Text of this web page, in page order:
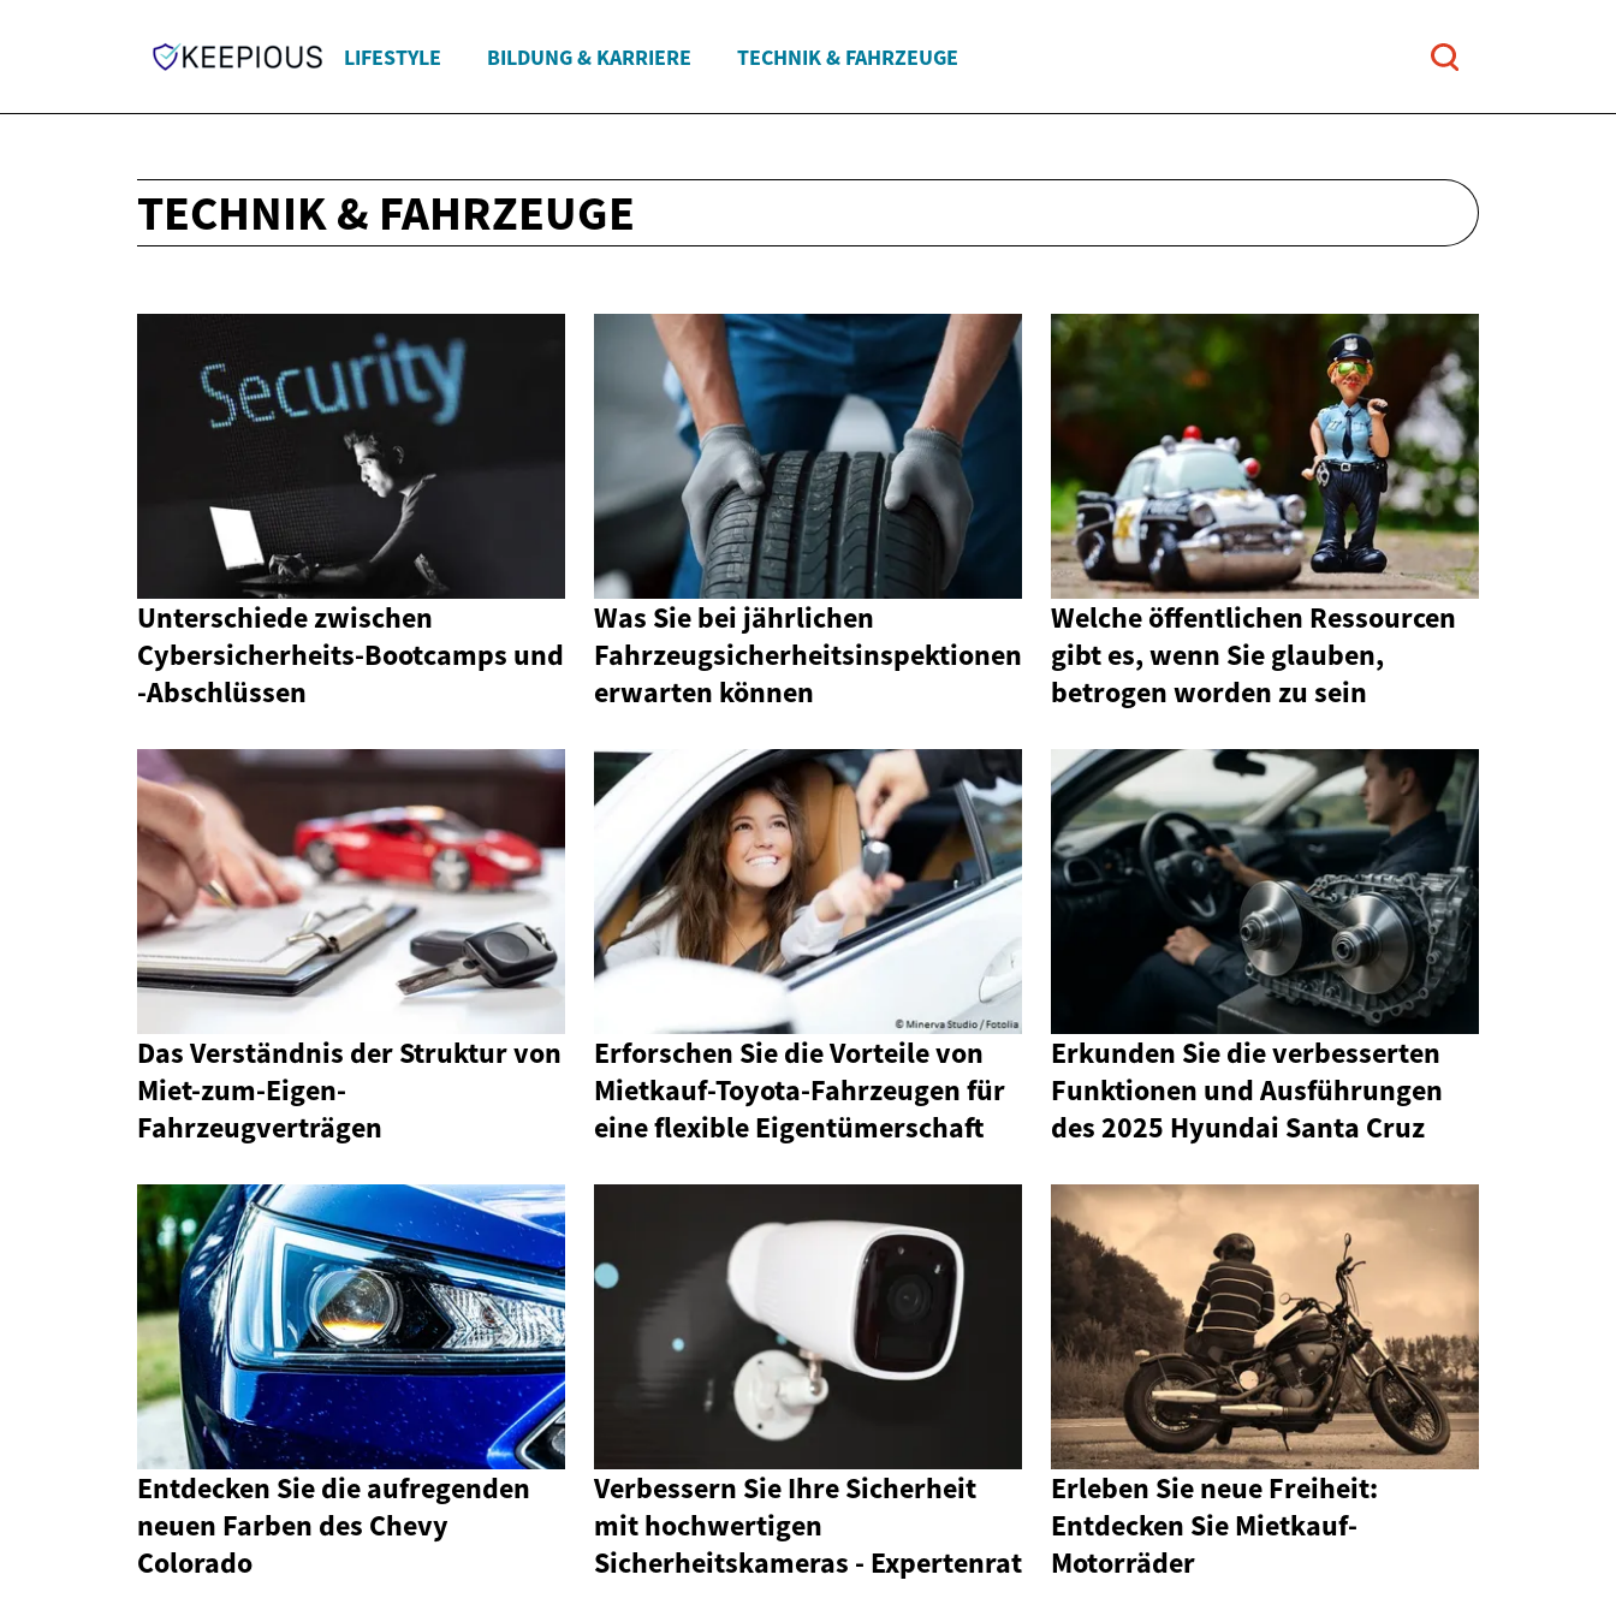
LIFESTYLE BILDUNG & KARRIERE TECHNIK & FAHRZEUGE
TECHNIK & FAHRZEUGE
Unterschiede zwischen
Cybersicherheits-Bootcamps und
-Abschlüssen
Was Sie bei jährlichen
Fahrzeugsicherheitsinspektionen
erwarten können
Welche öffentlichen Ressourcen
gibt es, wenn Sie glauben,
betrogen worden zu sein
Das Verständnis der Struktur von
Miet-zum-Eigen-
Fahrzeugverträgen
Erforschen Sie die Vorteile von
Mietkauf-Toyota-Fahrzeugen für
eine flexible Eigentümerschaft
Erkunden Sie die verbesserten
Funktionen und Ausführungen
des 2025 Hyundai Santa Cruz
Entdecken Sie die aufregenden
neuen Farben des Chevy
Colorado
Verbessern Sie Ihre Sicherheit
mit hochwertigen
Sicherheitskameras - Expertenrat
Erleben Sie neue Freiheit:
Entdecken Sie Mietkauf-
Motorräder